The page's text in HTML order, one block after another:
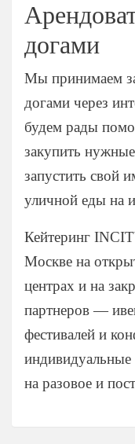
догами
Мы принимаем
догами через
будем рады
закупить
запустить свой
уличной еды на
Кейтеринг
Москве на
центрах и на
партнеров —
фестивалей и
на разовое и